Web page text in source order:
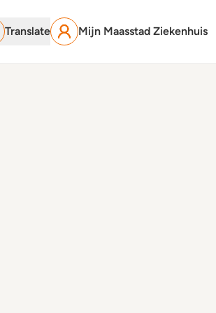
Translate Mijn Maasstad Ziekenhuis